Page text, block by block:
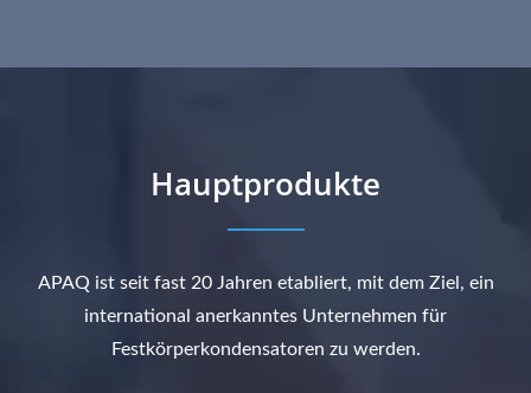
Hauptprodukte
APAQ ist seit fast 20 Jahren etabliert, mit dem Ziel, ein
international anerkanntes Unternehmen für
Festkörperkondensatoren zu werden.